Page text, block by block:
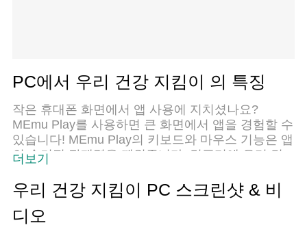
PC에서 우리 건강 지킴이 의 특징
작은 휴대폰 화면에서 앱 사용에 지치셨나요?
MEmu Play를 사용하면 큰 화면에서 앱을 경험할 수
있습니다! MEmu Play의 키보드와 마우스 기능은 앱
의 숨겨진 잠재력을 깨워줍니다. 컴퓨터에 우리 건
이나 과열 걱정 없이 좋아하는 앱을 즐길 수 있습니
다. MEmu Play를 사용하면 컴퓨터에서 앱을 쉽게
사용할 수 있으며, 언제나 고품질 경험을 보장합니
더보기
우리 건강 지킴이 PC 스크린샷 & 비
디오